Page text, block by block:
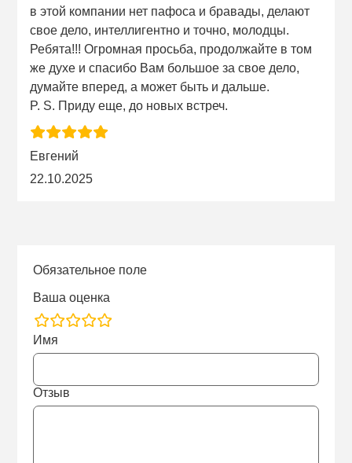
в этой компании нет пафоса и бравады, делают
свое дело, интеллигентно и точно, молодцы.
Ребята!!! Огромная просьба, продолжайте в том
же духе и спасибо Вам большое за свое дело,
думайте вперед, а может быть и дальше.
P. S. Приду еще, до новых встреч.
Евгений
22.10.2025
Обязательное поле
Ваша оценка
rating
fields
Имя
Отзыв